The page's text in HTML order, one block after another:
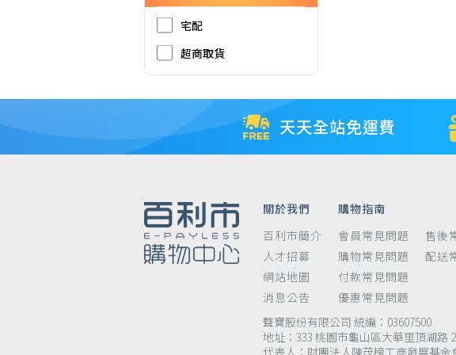
宅配
超商取貨
天天全站免運費
關於我們
百利市簡介
人才招募
網站地圖
消息公告
購物指南
會員常見問題
購物常見問題
付款常見問題
優惠常見問題
售後
配送
聲寶股份有限公司 統編：03607500
地址：333 桃園市龜山區大華里頂湖路
代表人：財團法人陳茂榜工商發展基金